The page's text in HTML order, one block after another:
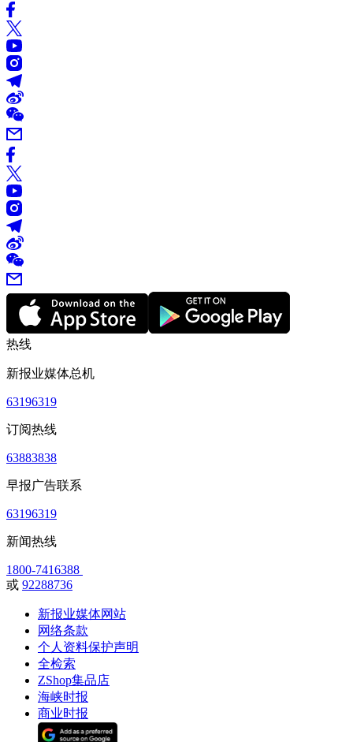
热线
新报业媒体总机
63196319
订阅热线
63883838
早报广告联系
63196319
新闻热线
1800-7416388
或 92288736
新报业媒体网站
网络条款
个人资料保护声明
全检索
ZShop集品店
海峡时报
商业时报